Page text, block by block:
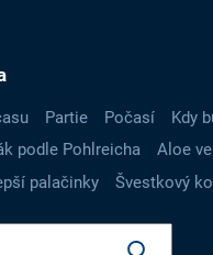
Partie Počasí Kdy
podle Pohlreicha Aloe
palačinky Švestkový